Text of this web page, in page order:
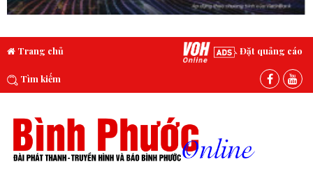
Trang chủ Đặt quảng cáo
Tìm kiếm